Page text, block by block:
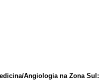
Angiologia na Zona Sul: